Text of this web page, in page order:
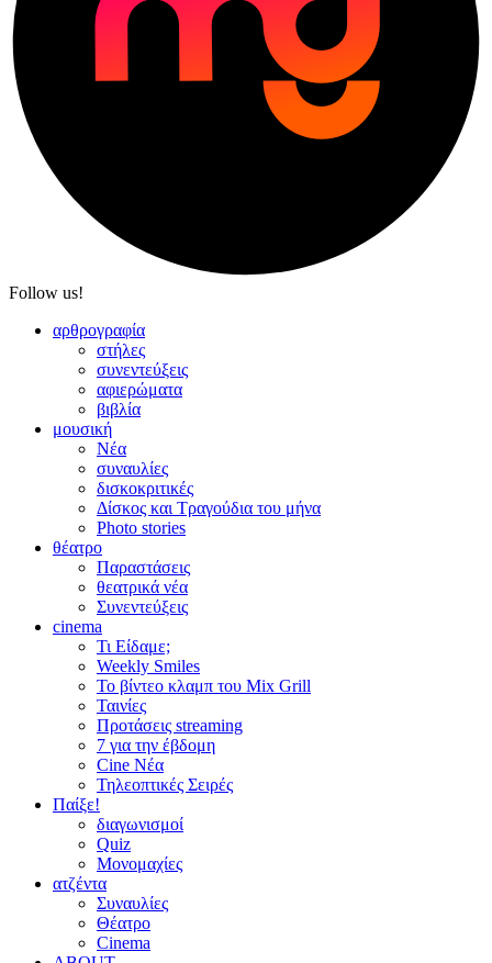
Follow us!
αρθρογραφία
στήλες
συνεντεύξεις
αφιερώματα
βιβλία
μουσική
Νέα
συναυλίες
δισκοκριτικές
Δίσκος και Τραγούδια του μήνα
Photo stories
θέατρο
Παραστάσεις
θεατρικά νέα
Συνεντεύξεις
cinema
Τι Είδαμε;
Weekly Smiles
Το βίντεο κλαμπ του Mix Grill
Ταινίες
Προτάσεις streaming
7 για την έβδομη
Cine Νέα
Τηλεοπτικές Σειρές
Παίξε!
διαγωνισμοί
Quiz
Μονομαχίες
ατζέντα
Συναυλίες
Θέατρο
Cinema